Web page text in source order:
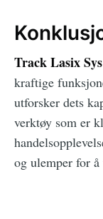
Track Lasix Sys
kraftige
utforsker dets
verktøy som er
og ulemper for